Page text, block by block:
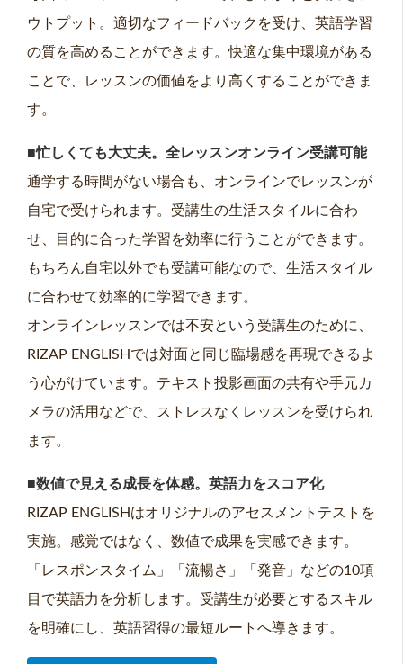
ウトプット。適切なフィードバックを受け、英語学習
の質を高めることができます。快適な集中環境がある
ことで、レッスンの価値をより高くすることができま
す。
■忙しくても大丈夫。全レッスンオンライン受講可能
通学する時間がない場合も、オンラインでレッスンが
自宅で受けられます。受講生の生活スタイルに合わ
せ、目的に合った学習を効率に行うことができます。
もちろん自宅以外でも受講可能なので、生活スタイル
に合わせて効率的に学習できます。
オンラインレッスンでは不安という受講生のために、
RIZAP ENGLISHでは対面と同じ臨場感を再現できるよ
う心がけています。テキスト投影画面の共有や手元カ
メラの活用などで、ストレスなくレッスンを受けられ
ます。
■数値で見える成長を体感。英語力をスコア化
RIZAP ENGLISHはオリジナルのアセスメントテストを
実施。感覚ではなく、数値で成果を実感できます。
「レスポンスタイム」「流暢さ」「発音」などの10項
目で英語力を分析します。受講生が必要とするスキル
を明確にし、英語習得の最短ルートへ導きます。